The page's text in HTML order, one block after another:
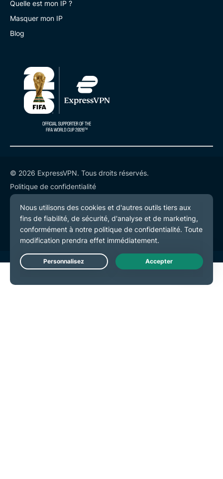
Quelle est mon IP ?
Masquer mon IP
Blog
© 2026 ExpressVPN. Tous droits réservés.
Politique de confidentialité
Conditions de service
Préférences de cookies
Live Chat